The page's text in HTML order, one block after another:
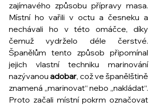
zajímavého způsobu přípravy masa.
Místní ho vařili v octu a česneku a
nechávali ho v této omáčce, díky
čemuž vydrželo déle čerstvé.
Španělům tento způsob připomínal
jejich vlastní techniku marinování
nazývanou adobar, což ve španělštině
znamená „marinovat“ nebo „nakládat“.
Proto začali místní pokrm označovat